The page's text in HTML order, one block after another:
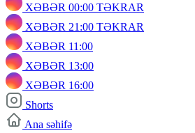
XƏBƏR 00:00 TƏKRAR
XƏBƏR 21:00 TƏKRAR
XƏBƏR 11:00
XƏBƏR 13:00
XƏBƏR 16:00
Shorts
Ana səhifə